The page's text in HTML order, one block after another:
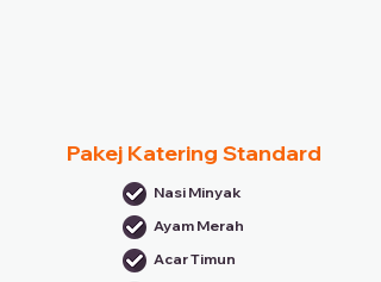
Pakej Katering Standard
Nasi Minyak
Ayam Merah
Acar Timun